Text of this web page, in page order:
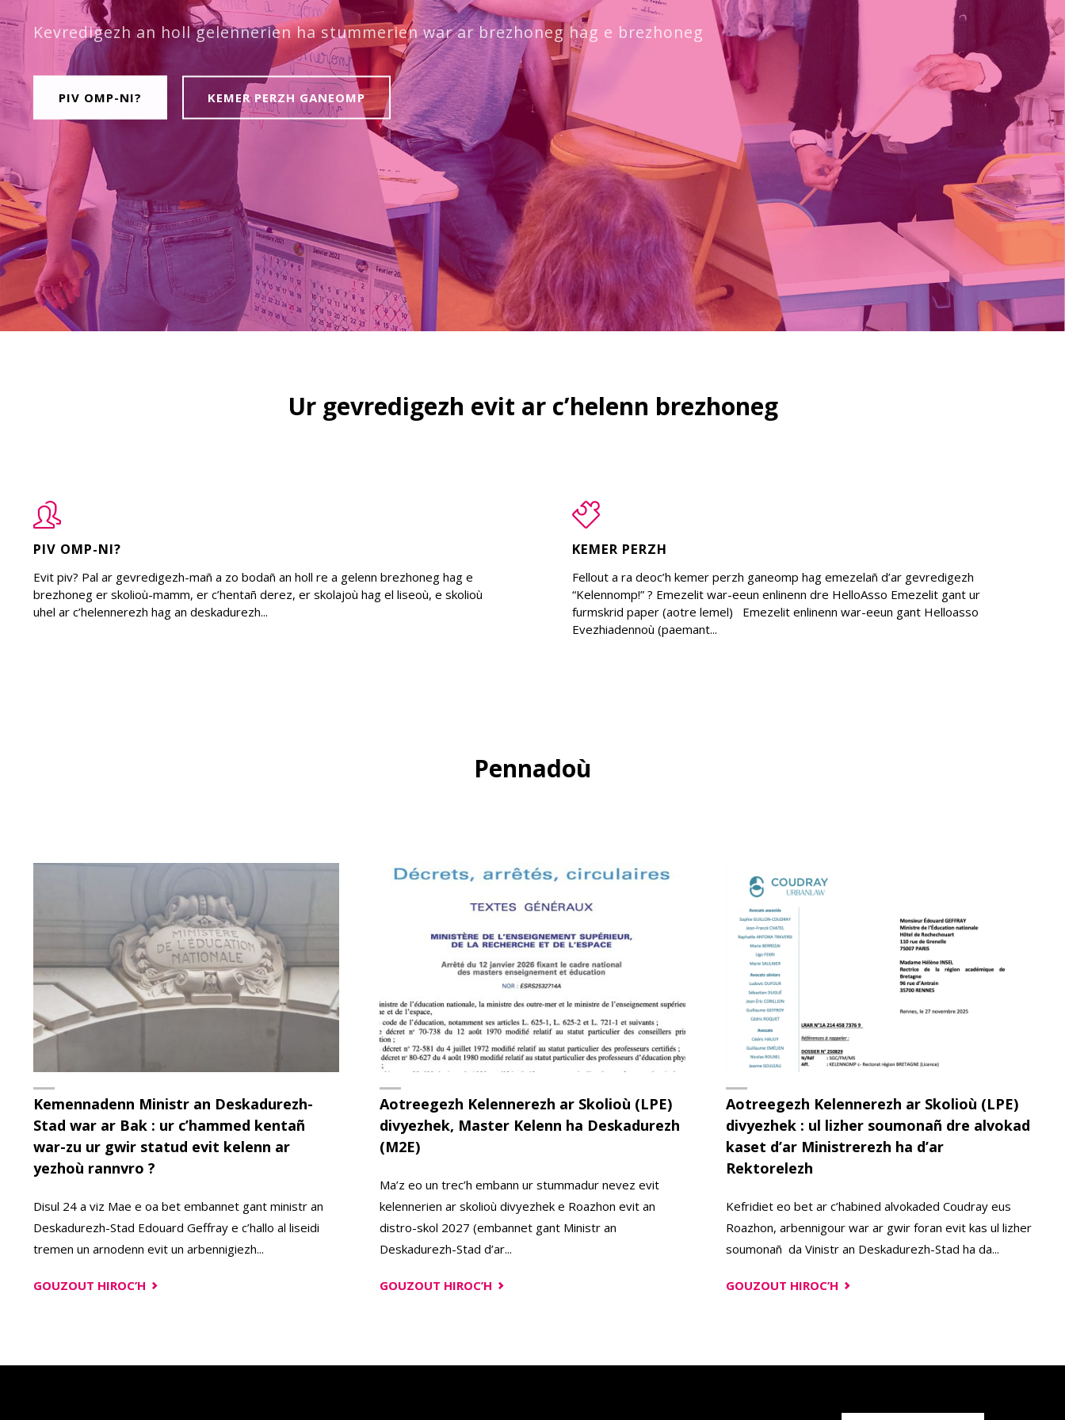
Kevredigezh an holl gelennerien ha stummerien war ar brezhoneg hag e brezhoneg
PIV OMP-NI? KEMER PERZH GANEOMP
Ur gevredigezh evit ar c’helenn brezhoneg
PIV OMP-NI?
Evit piv? Pal ar gevredigezh-mañ a zo bodañ an holl re a gelenn brezhoneg hag e
brezhoneg er skolioù-mamm, er c’hentañ derez, er skolajoù hag el liseoù, e skolioù
uhel ar c’helennerezh hag an deskadurezh...
KEMER PERZH
Fellout a ra deoc’h kemer perzh ganeomp hag emezelañ d’ar gevredigezh
“Kelennomp!” ? Emezelit war-eeun enlinenn dre HelloAsso Emezelit gant ur
furmskrid paper (aotre lemel) Emezelit enlinenn war-eeun gant Helloasso
Evezhiadennoù (paemant...
Pennadoù
Kemennadenn Ministr an Deskadurezh-
Stad war ar Bak : ur c’hammed kentañ
war-zu ur gwir statud evit kelenn ar
yezhoù rannvro ?
Disul 24 a viz Mae e oa bet embannet gant ministr an
Deskadurezh-Stad Edouard Geffray e c’hallo al liseidi
tremen un arnodenn evit un arbennigiezh...
GOUZOUT HIROC’H "KEMENNADENN
STAD
Aotreegezh Kelennerezh ar Skolioù (LPE)
divyezhek, Master Kelenn ha Deskadurezh
(M2E)
Ma’z eo un trec’h embann ur stummadur nevez evit
kelennerien ar skolioù divyezhek e Roazhon evit an
distro-skol 2027 (embannet gant Ministr an
Deskadurezh-Stad d’ar...
GOUZOUT HIROC’H "AOTREEGEZH
(LPE)
Aotreegezh Kelennerezh ar Skolioù (LPE)
divyezhek : ul lizher soumonañ dre alvokad
kaset d’ar Ministrerezh ha d’ar
Rektorelezh
Kefridiet eo bet ar c’habined alvokaded Coudray eus
Roazhon, arbennigour war ar gwir foran evit kas ul lizher
soumonañ da Vinistr an Deskadurezh-Stad ha da...
GOUZOUT HIROC’H "AOTREEGEZH
(LPE)
: